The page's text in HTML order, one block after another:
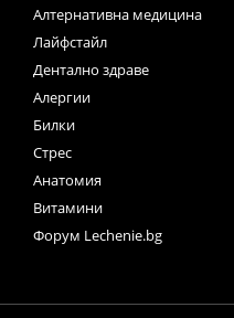
Алтернативна медицина
Лайфстайл
Дентално здраве
Алергии
Билки
Стрес
Анатомия
Витамини
Форум Lechenie.bg